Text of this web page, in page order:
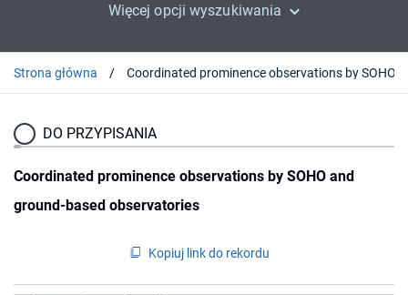
Więcej opcji wyszukiwania
Strona główna
DO PRZYPISANIA
Coordinated prominence observations by SOHO and
ground-based observatories
Kopiuj link do rekordu